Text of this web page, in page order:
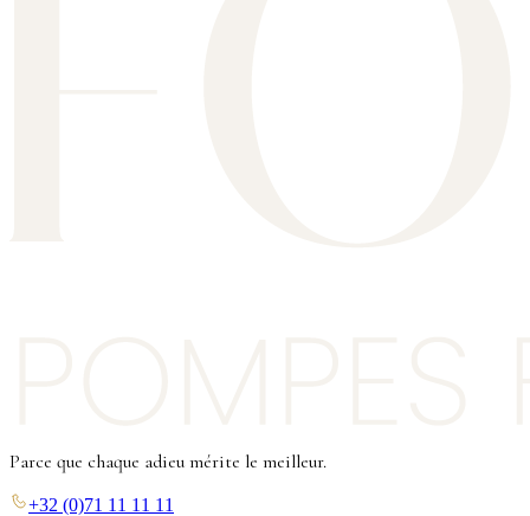
Parce que chaque adieu mérite le meilleur.
+32 (0)71 11 11 11